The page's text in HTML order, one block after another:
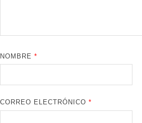
NOMBRE*
CORREO ELECTRÓNICO*